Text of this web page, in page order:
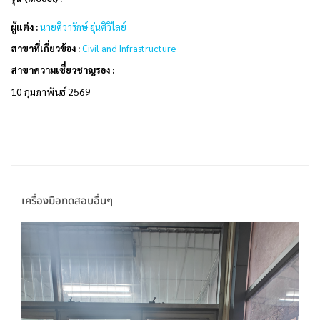
ผู้แต่ง :นายศิวารักษ์ อุ่นศิวิไลย์
สาขาที่เกี่ยวข้อง :Civil and Infrastructure
สาขาความเชี่ยวชาญรอง :
10 กุมภาพันธ์ 2569
เครื่องมือทดสอบอื่นๆ